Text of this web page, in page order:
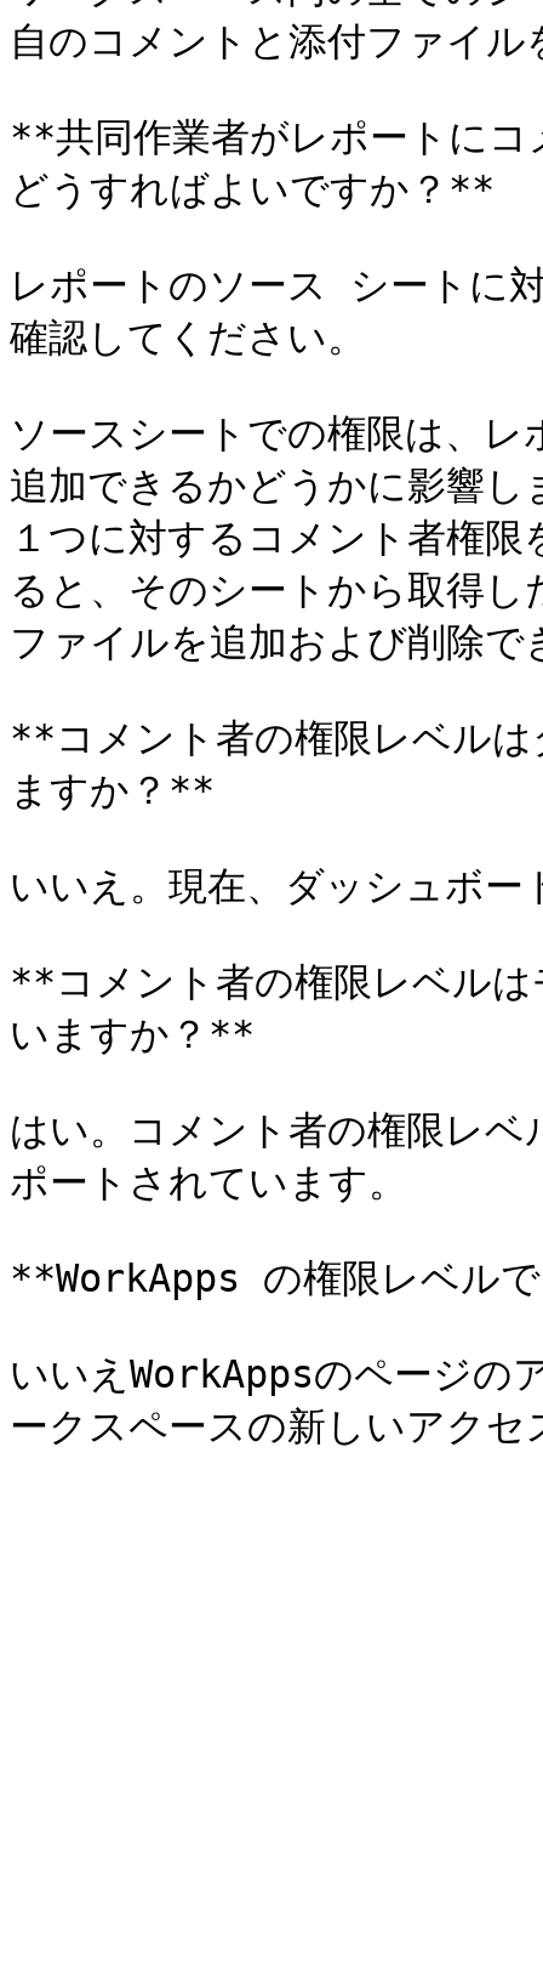
自のコメントと添付ファイ
**共同作業者がレポートに
どうすればよいですか？**
レポートのソース シートに
確認してください。
ソースシートでの権限は、
追加できるかどうかに影響
１つに対するコメント者権
ると、そのシートから取得
ファイルを追加および削除で
**コメント者の権限レベル
ますか？**
いいえ。現在、ダッシュボ
**コメント者の権限レベル
いますか？**
はい。コメント者の権限レ
ポートされています。
**WorkApps の権限レベル
いいえWorkAppsのページの